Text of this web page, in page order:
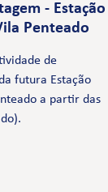
- Estação
Penteado
de
futura Estação
a partir das